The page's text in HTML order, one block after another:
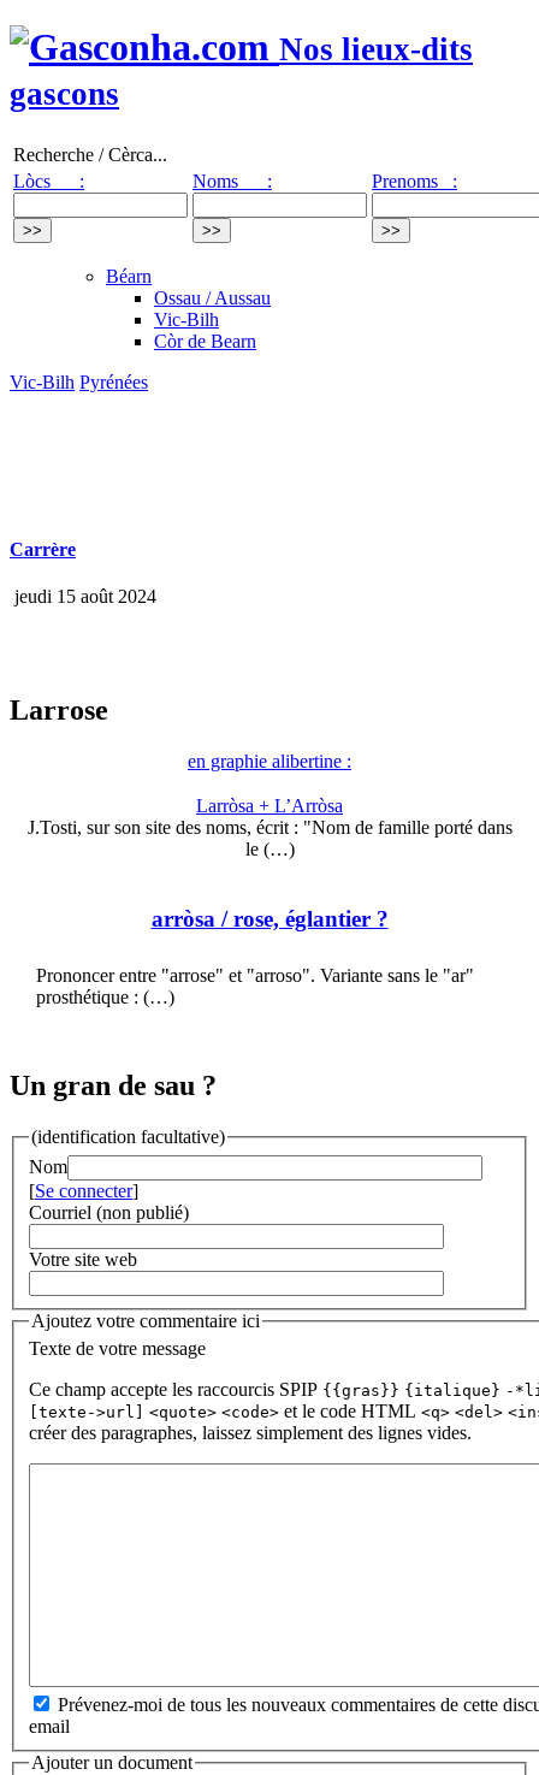
Nos lieux-dits
gascons
Recherche / Cèrca...
Lòcs :
Noms : Prenoms :
Béarn
Ossau / Aussau
Vic-Bilh
Còr de Bearn
Vic-Bilh Pyrénées
Carrère
jeudi 15 août 2024
Larrose
en graphie alibertine :
Larròsa + L’Arròsa
J.Tosti, sur son site des noms, écrit : "Nom de famille porté dans
le (…)
arròsa / rose, églantier ?
Prononcer entre "arrose" et "arroso". Variante sans le "ar"
prosthétique : (…)
Un gran de sau ?
(identification facultative)
Nom
[Se connecter]
Courriel (non publié)
Votre site web
Ajoutez votre commentaire ici
Texte de votre message
Ce champ accepte les raccourcis SPIP {{gras}} {italique} -
[texte->url]
<quote> <code> et le code HTML <q> <del>
créer des paragraphes, laissez simplement des lignes vides.
Prévenez-moi de tous les nouveaux commentaires de cette
email
Ajouter un document